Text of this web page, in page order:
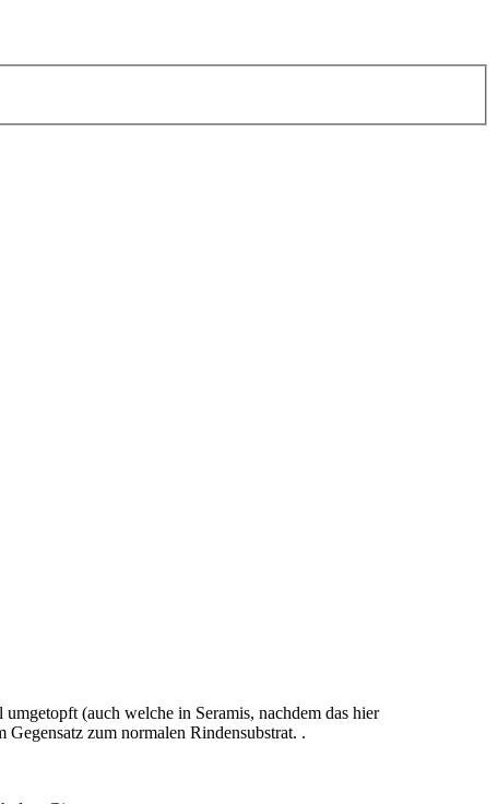
(auch welche in Seramis, nachdem das hier
zum normalen Rindensubstrat. .